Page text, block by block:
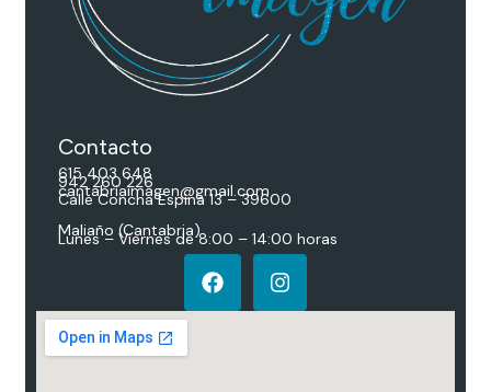
Contacto
615 403 648
942 260 226
cantabriaimagen@gmail.com
Calle Concha Espina 13 – 39600
Maliaño (Cantabria)
Lunes – Viernes de 8:00 – 14:00 horas